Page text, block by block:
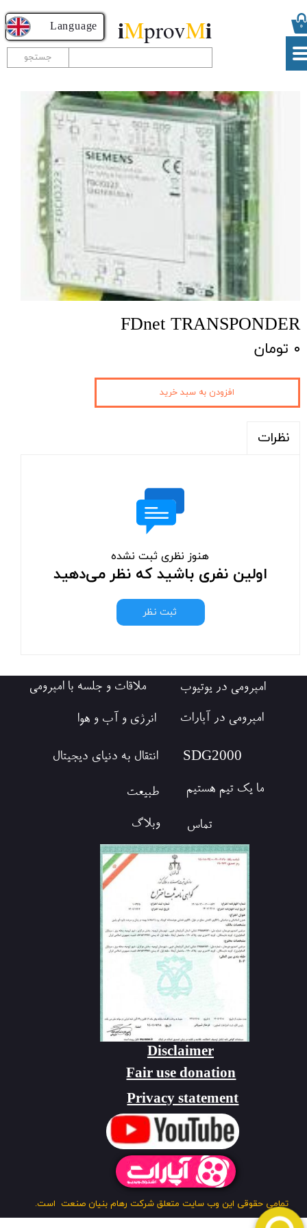
۰
جستجو
iMprovMi
FDnet TRANSPONDER
۰ تومان
افزودن به سبد خرید
نظرات
هنوز نظری ثبت نشده
اولین نفری باشید که نظر می‌دهید
ثبت نظر
تمامی حقوقی این وب سایت متعلق شرکت رهام بنیان صنعت است.
ملاقات و جلسه با امپرومی
​SDG2000
ما یک تیم هستیم
تماس وبلاگ
امپرومی در آپارات
امپرومی در یوتیوب
انرژی و آب و هوا
طبیعت
انتقال به دنیای دیجیتال
Fair use donation
Disclaimer
Privacy statement